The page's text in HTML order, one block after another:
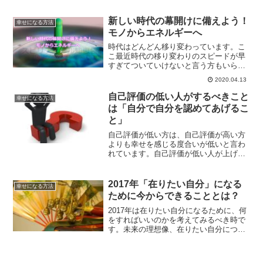
つ事、そして自分自身が幸せだと感じる
事をしていく事が、幸せな人生を送る秘
訣なのです。
幸せになる方法
新しい時代の幕開けに備えよう！
モノからエネルギーへ
時代はどんどん移り変わっています。こ
こ最近時代の移り変わりのスピードが早
すぎてついていけないと言う方もいらっ
しゃるかもしれませんね。モノからエネ
ルギーの時代の到来です。波動を上げて
いくことで、新しい時代への準備をしま
せんか？
2020.04.13
幸せになる方法
自己評価の低い人がするべきこと
は「自分で自分を認めてあげるこ
と」
自己評価が低い方は、自己評価が高い方
よりも幸せを感じる度合いが低いと言わ
れています。自己評価が低い人が上げて
げる方法について、解説していきます。
幸せになる方法
2017年「在りたい自分」になる
ために今からできることとは？
2017年は在りたい自分になるために、何
をすればいいのかを考えてみるべき時で
す。未来の理想像、在りたい自分につい